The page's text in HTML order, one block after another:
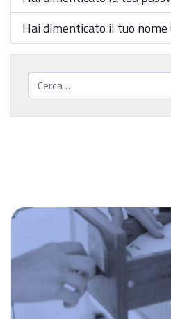
Hai dimenticato il tuo
Cerca...